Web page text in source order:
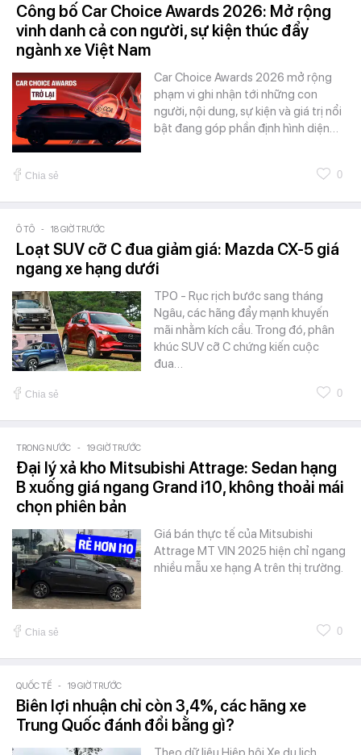
Công bố Car Choice Awards 2026: Mở rộng
vinh danh cả con người, sự kiện thúc đẩy
ngành xe Việt Nam
Car Choice Awards 2026 mở rộng
phạm vi ghi nhận tới những con
người, nội dung, sự kiện và giá trị nổi
bật đang góp phần định hình diện…
Chia sẻ 0
Ô TÔ - 18 GIỜ TRƯỚC
Loạt SUV cỡ C đua giảm giá: Mazda CX-5 giá
ngang xe hạng dưới
TPO - Rục rịch bước sang tháng
Ngâu, các hãng đẩy mạnh khuyến
mãi nhằm kích cầu. Trong đó, phân
khúc SUV cỡ C chứng kiến cuộc
đua…
Chia sẻ 0
TRONG NƯỚC - 19 GIỜ TRƯỚC
Đại lý xả kho Mitsubishi Attrage: Sedan hạng
B xuống giá ngang Grand i10, không thoải mái
chọn phiên bản
Giá bán thực tế của Mitsubishi
Attrage MT VIN 2025 hiện chỉ ngang
nhiều mẫu xe hạng A trên thị trường.
Chia sẻ 0
QUỐC TẾ - 19 GIỜ TRƯỚC
Biên lợi nhuận chỉ còn 3,4%, các hãng xe
Trung Quốc đánh đổi bằng gì?